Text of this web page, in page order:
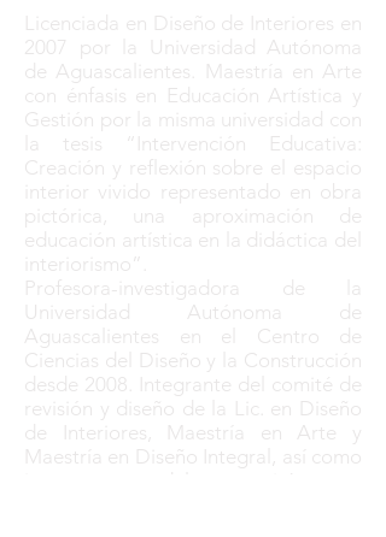
Licenciada en Diseño de Interiores en
2007 por la Universidad Autónoma
de Aguascalientes. Maestría en Arte
con énfasis en Educación Artística y
Gestión por la misma universidad con
la tesis “Intervención Educativa:
Creación y reflexión sobre el espacio
interior vivido representado en obra
pictórica, una aproximación de
educación artística en la didáctica del
interiorismo”.
Profesora-investigadora de la
Universidad Autónoma de
Aguascalientes en el Centro de
Ciencias del Diseño y la Construcción
desde 2008. Integrante del comité de
revisión y diseño de la Lic. en Diseño
de Interiores, Maestría en Arte y
Maestría en Diseño Integral, así como